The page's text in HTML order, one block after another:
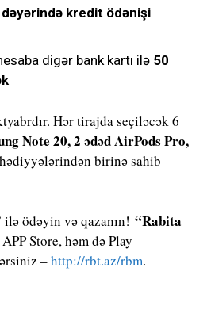
dəyərində kredit ödənişi
digər bank kartı ilə 50
Hər tirajda seçiləcək 6
Note 20, 2 ədəd AirPods Pro,
hədiyyələrindən birinə sahib
ödəyin və qazanın! “Rabita
Store, həm də Play
–http://rbt.az/rbm.